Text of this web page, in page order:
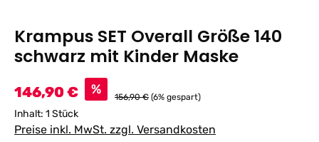
Krampus SET Overall Größe 140
schwarz mit Kinder Maske
Verkaufspreis:
146,90 € % 156,90 € (6% gespart)
Inhalt: 1 Stück
Preise inkl. MwSt. zzgl. Versandkosten